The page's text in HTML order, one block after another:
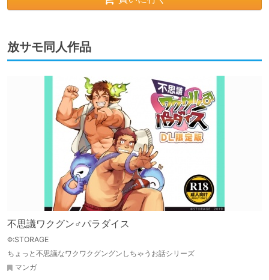
放サモ同人作品
不思議ワクグン♂パラダイス
Φ:STORAGE
ちょっと不思議なワクワクグングンしちゃうお話シリーズ
マンガ